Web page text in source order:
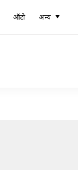
ऑटो अन्य